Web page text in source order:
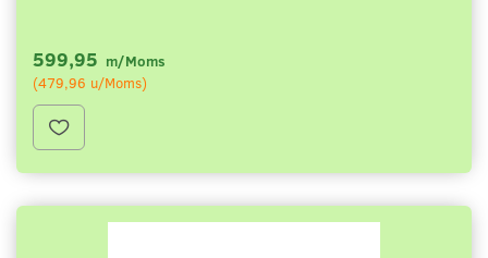
599,95 m/Moms
(479,96 u/Moms)